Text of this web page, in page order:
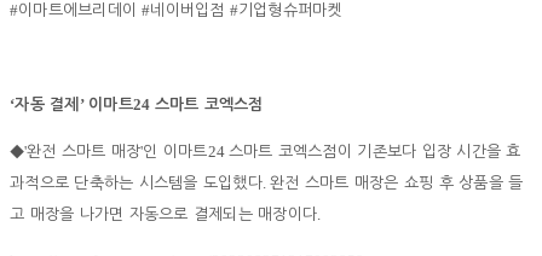
#이마트에브리데이#네이버입점 #기업형슈퍼마켓
‘자동 결제 ’ 이마트24 스마트 코엑스점
◆'완전 스마트 매장'인 이마트24 스마트 코엑스점이 기존보다 입장 시간을 효
과적으로 단축하는 시스템을 도입했다. 완전 스마트 매장은 쇼핑 후 상품을 들
고 매장을 나가면 자동으로 결제되는 매장이다.